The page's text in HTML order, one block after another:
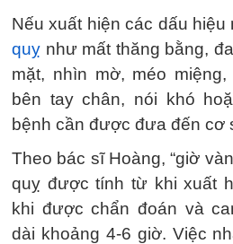
Nếu xuất hiện các dấu
quỵ như mất thăng bằng,
mặt, nhìn mờ, méo
bên tay chân, nói khó
bệnh cần được đưa đến cơ
Theo bác sĩ Hoàng, “giờ
quỵ được tính từ khi xuất
khi được chẩn đoán và
dài khoảng 4-6 giờ. Việc